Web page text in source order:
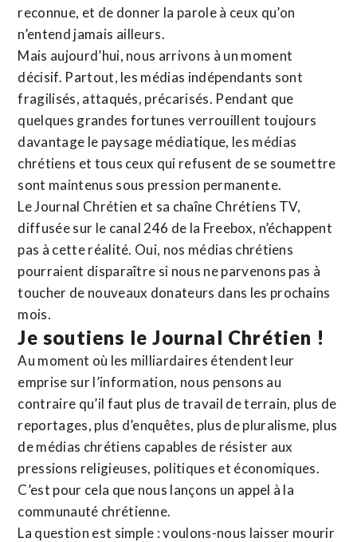
reconnue, et de donner la parole à ceux qu’on
n’entend jamais ailleurs.
Mais aujourd’hui, nous arrivons à un moment
décisif. Partout, les médias indépendants sont
fragilisés, attaqués, précarisés. Pendant que
quelques grandes fortunes verrouillent toujours
davantage le paysage médiatique, les médias
chrétiens et tous ceux qui refusent de se soumettre
sont maintenus sous pression permanente.
Le Journal Chrétien et sa chaîne Chrétiens TV,
diffusée sur le canal 246 de la Freebox, n’échappent
pas à cette réalité. Oui, nos médias chrétiens
pourraient disparaître si nous ne parvenons pas à
toucher de nouveaux donateurs dans les prochains
mois.
Je soutiens le Journal Chrétien !
Au moment où les milliardaires étendent leur
emprise sur l’information, nous pensons au
contraire qu’il faut plus de travail de terrain, plus de
reportages, plus d’enquêtes, plus de pluralisme, plus
de médias chrétiens capables de résister aux
pressions religieuses, politiques et économiques.
C’est pour cela que nous lançons un appel à la
communauté chrétienne.
La question est simple : voulons-nous laisser mourir